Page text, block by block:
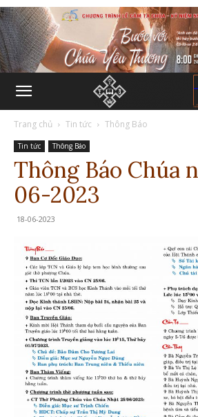
Trang chủ Tin tức Thông Báo
Tin tức Thông Báo
Thông Báo Chúa
06-2023
18-06-2023